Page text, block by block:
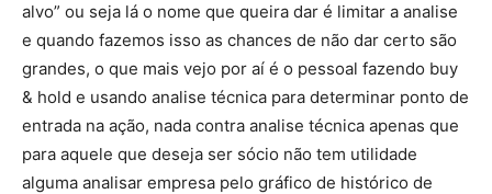
alvo” ou seja lá o nome que queira dar é limitar a analise
e quando fazemos isso as chances de não dar certo são
grandes, o que mais vejo por aí é o pessoal fazendo buy
& hold e usando analise técnica para determinar ponto de
entrada na ação, nada contra analise técnica apenas que
para aquele que deseja ser sócio não tem utilidade
alguma analisar empresa pelo gráfico de histórico de